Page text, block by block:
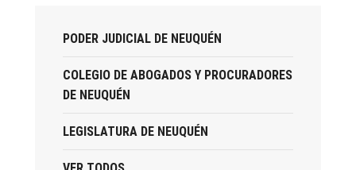
PODER JUDICIAL DE NEUQUÉN
COLEGIO DE ABOGADOS Y PROCURADORES
DE NEUQUÉN
LEGISLATURA DE NEUQUÉN